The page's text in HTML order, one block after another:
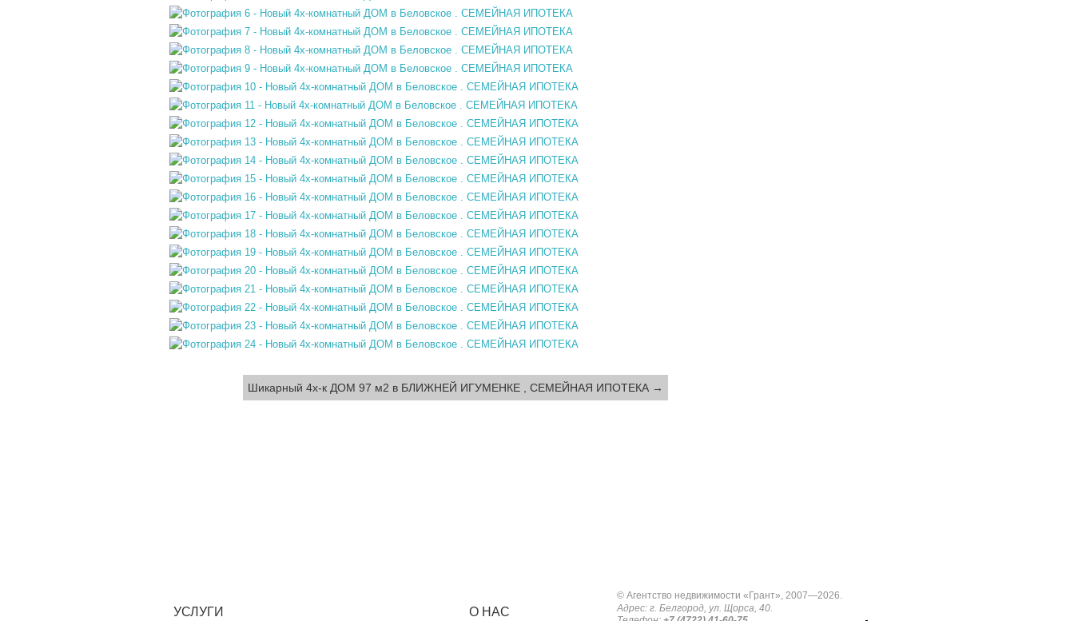
Шикарный 4х-к ДОМ 97 м2 в БЛИЖНЕЙ ИГУМЕНКЕ , СЕМЕЙНАЯ ИПОТЕКА →
УСЛУГИ О НАС
© Агентство недвижимости «Грант», 2007—2026.
Адрес: г. Белгород, ул. Щорса, 40.